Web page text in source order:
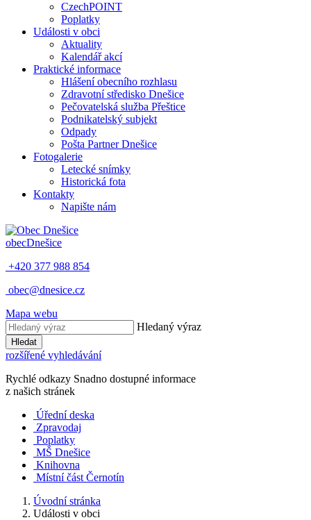
CzechPOINT
Poplatky
Události v obci
Aktuality
Kalendář akcí
Praktické informace
Hlášení obecního rozhlasu
Zdravotní středisko Dnešice
Pečovatelská služba Přeštice
Podnikatelský subjekt
Odpady
Pošta Partner Dnešice
Fotogalerie
Letecké snímky
Historická fota
Kontakty
Napište nám
obecDnešice
+420 377 988 854
obec@dnesice.cz
Mapa webu
Hledaný výraz
Hledat
rozšířené vyhledávání
Rychlé odkazy Snadno dostupné informace
z našich stránek
Úřední deska
Zpravodaj
Poplatky
MŠ Dnešice
Knihovna
Místní část Černotín
Úvodní stránka
Události v obci